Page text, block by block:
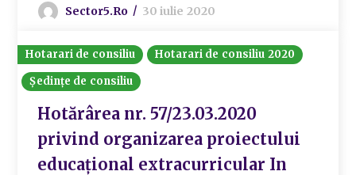
Sector5.ro 30 iulie 2020
Hotarari de consiliu
Hotarari de consiliu 2020
Ședințe de consiliu
Hotărârea nr. 57/23.03.2020
privind organizarea proiectului
educațional extracurricular In